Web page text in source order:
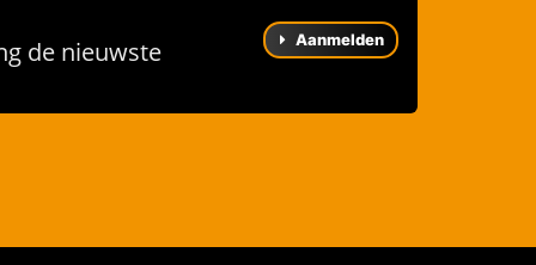
de nieuwste Aanmelden